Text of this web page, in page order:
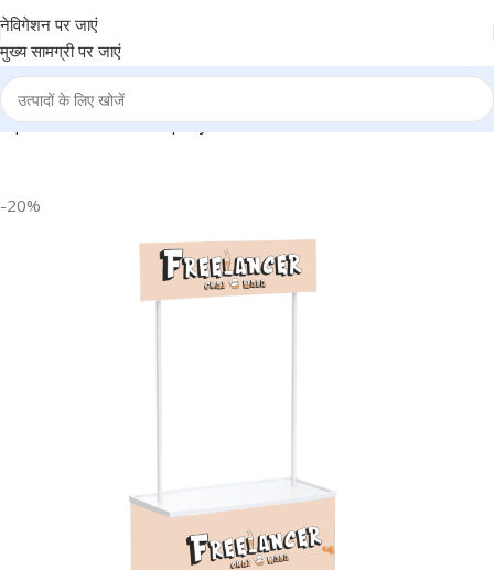
नेविगेशन पर जाएं
मुख्य सामग्री पर जाएं
Events, Company, Product Promotion use – BG-PP001
-20%